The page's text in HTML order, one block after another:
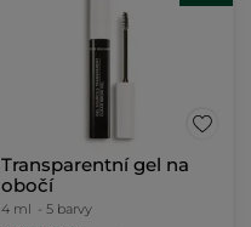
Transparentní gel na
obočí
4 ml - 5 barvy